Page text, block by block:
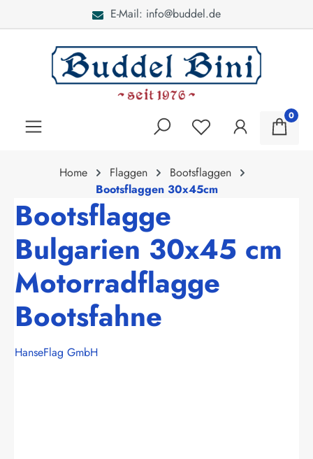
E-Mail: info@buddel.de
0
Home Flaggen
Bootsflaggen
Bootsflaggen 30x45cm
Bootsflagge
Bulgarien 30x45 cm
Motorradflagge
Bootsfahne
HanseFlag GmbH